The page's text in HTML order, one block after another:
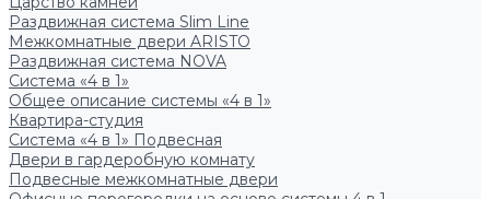
Раздвижная система Slim Line
Межкомнатные двери ARISTO
Раздвижная система NOVA
Система «4 в 1»
Общее описание системы «4 в 1»
Квартира-студия
Система «4 в 1» Подвесная
Двери в гардеробную комнату
Подвесные межкомнатные двери